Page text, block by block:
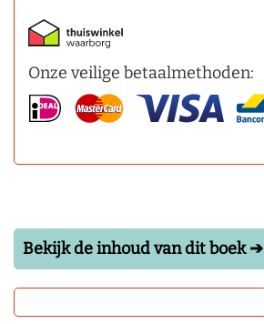
Onze veilige betaalmethoden:
Bekijk de inhoud van dit boek ➔